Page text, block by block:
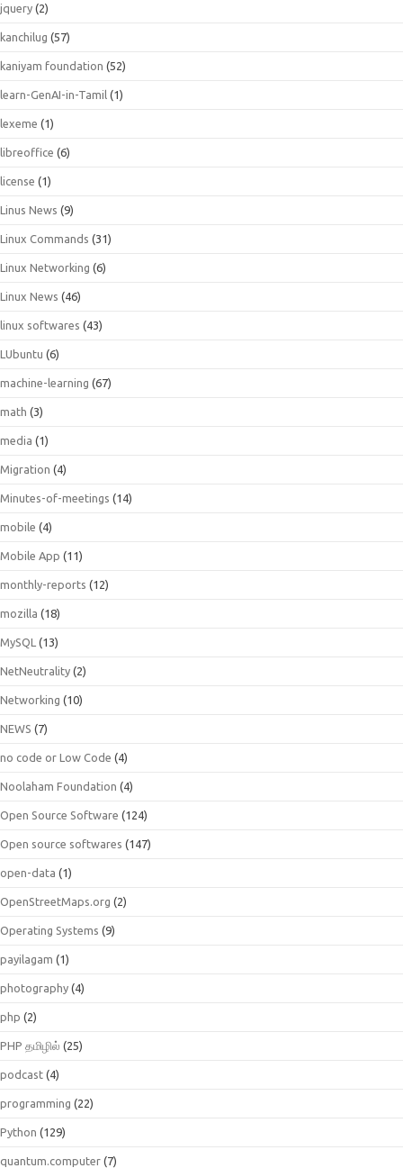
jquery (2)
kanchilug (57)
kaniyam foundation (52)
learn-GenAI-in-Tamil (1)
lexeme (1)
libreoffice (6)
license (1)
Linus News (9)
Linux Commands (31)
Linux Networking (6)
Linux News (46)
linux softwares (43)
LUbuntu (6)
machine-learning (67)
math (3)
media (1)
Migration (4)
Minutes-of-meetings (14)
mobile (4)
Mobile App (11)
monthly-reports (12)
mozilla (18)
MySQL (13)
NetNeutrality (2)
Networking (10)
NEWS (7)
no code or Low Code (4)
Noolaham Foundation (4)
Open Source Software (124)
Open source softwares (147)
open-data (1)
OpenStreetMaps.org (2)
Operating Systems (9)
payilagam (1)
photography (4)
php (2)
PHP தமிழில் (25)
podcast (4)
programming (22)
Python (129)
quantum.computer (7)